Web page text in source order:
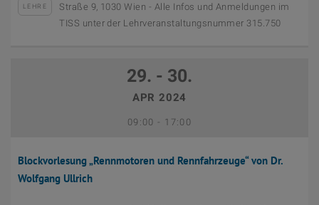
LEHRE
Straße 9, 1030 Wien - Alle Infos und Anmeldungen im
TISS unter der Lehrveranstaltungsnummer 315.750
September 12th, 2023
29. - 30.
APR 2024
09:00 - Bis
17:00
Blockvorlesung „Rennmotoren und Rennfahrzeuge“ von Dr.
Wolfgang Ullrich